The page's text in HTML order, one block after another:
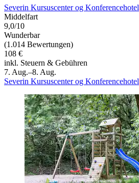
Severin Kursuscenter og Konferencehotel
Middelfart
9,0/10
Wunderbar
(1.014 Bewertungen)
108 €
inkl. Steuern & Gebühren
7. Aug.–8. Aug.
Severin Kursuscenter og Konferencehotel